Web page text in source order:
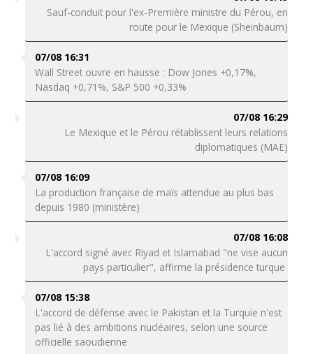
Sauf-conduit pour l'ex-Première ministre du Pérou, en
route pour le Mexique (Sheinbaum)
07/08 16:31
Wall Street ouvre en hausse : Dow Jones +0,17%,
Nasdaq +0,71%, S&P 500 +0,33%
07/08 16:29
Le Mexique et le Pérou rétablissent leurs relations
diplomatiques (MAE)
07/08 16:09
La production française de maïs attendue au plus bas
depuis 1980 (ministère)
07/08 16:08
L'accord signé avec Riyad et Islamabad "ne vise aucun
pays particulier", affirme la présidence turque
07/08 15:38
L'accord de défense avec le Pakistan et la Turquie n'est
pas lié à des ambitions nucléaires, selon une source
officielle saoudienne